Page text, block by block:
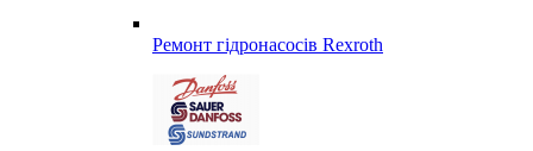
Ремонт гідронасосів Rexroth